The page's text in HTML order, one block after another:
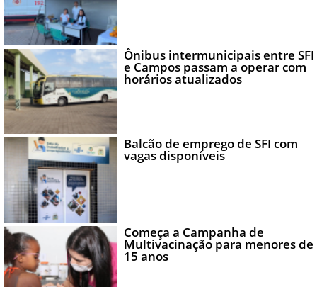
Ônibus intermunicipais entre SFI
e Campos passam a operar com
horários atualizados
Balcão de emprego de SFI com
vagas disponíveis
Começa a Campanha de
Multivacinação para menores de
15 anos